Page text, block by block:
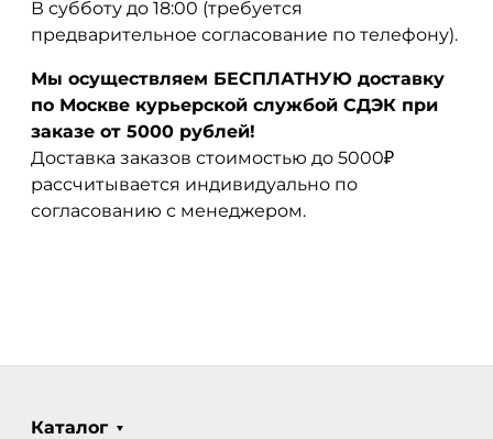
В субботу до 18:00 (требуется
предварительное согласование по телефону).
Мы осуществляем БЕСПЛАТНУЮ доставку
по Москве курьерской службой СДЭК при
заказе от 5000 рублей!
Доставка заказов стоимостью до 5000₽
рассчитывается индивидуально по
согласованию с менеджером.
Каталог